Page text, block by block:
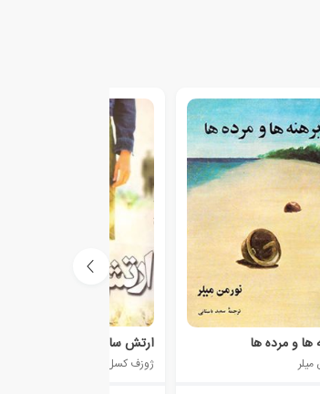
ها و مرده ها ارتش سایه ها
ژوزف کسل